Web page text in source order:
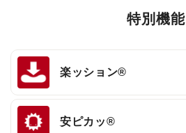
特別機能
楽ッション®
安ピカッ®